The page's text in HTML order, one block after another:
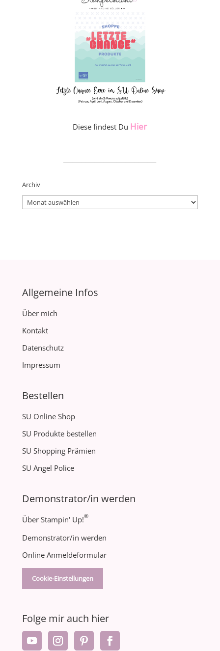
Diese findest Du Hier
Archiv
Archiv
Allgemeine Infos
Über mich
Kontakt
Datenschutz
Impressum
Bestellen
SU Online Shop
SU Produkte bestellen
SU Shopping Prämien
SU Angel Police
Demonstrator/in werden
Über Stampin‘ Up!®
Demonstrator/in werden
Online Anmeldeformular
Cookie-Einstellungen
Folge mir auch hier